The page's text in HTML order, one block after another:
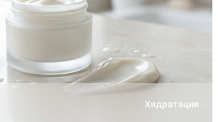
Хидратация